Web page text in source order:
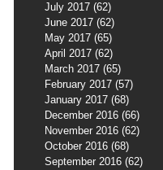
July 2017 (62)
June 2017 (62)
May 2017 (65)
April 2017 (62)
March 2017 (65)
February 2017 (57)
January 2017 (68)
December 2016 (66)
November 2016 (62)
October 2016 (68)
September 2016 (62)